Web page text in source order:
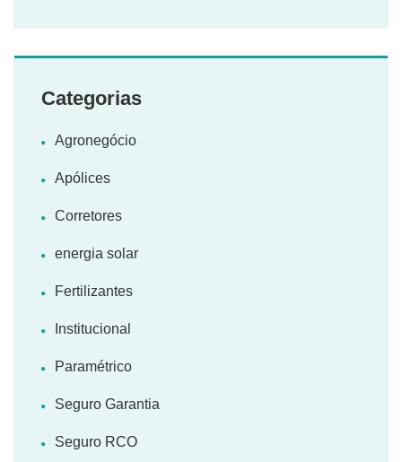
Categorias
Agronegócio
Apólices
Corretores
energia solar
Fertilizantes
Institucional
Paramétrico
Seguro Garantia
Seguro RCO